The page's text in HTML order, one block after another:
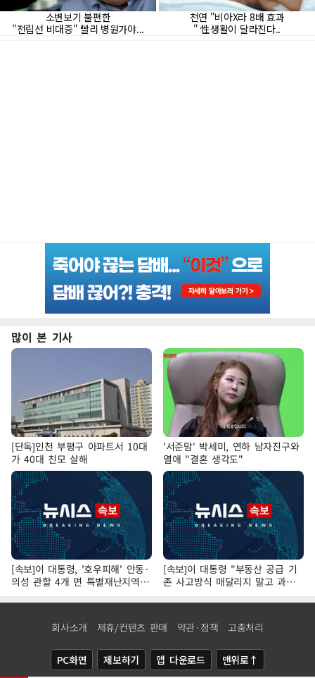
많이 본 기사
[단독]인천 부평구 아파트서 10대
가 40대 친모 살해
'서준맘' 박세미, 연하 남자친구와
열애 "결혼 생각도"
[속보]이 대통령, '호우피해' 안동·
의성 관할 4개 면 특별재난지역
선포
[속보]이 대통령 "부동산 공급 기
존 사고방식 매달리지 말고 과감
히 실천"
회사소개 제휴/컨텐츠 판매 약관·정책 고충처리
PC화면 제보하기 앱 다운로드 맨위로↑